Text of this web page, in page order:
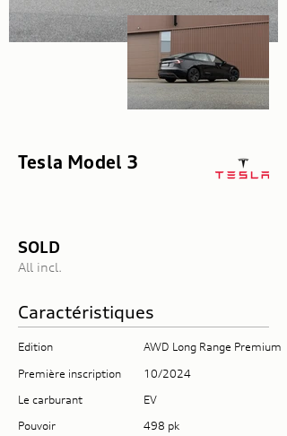
Tesla Model 3
SOLD
All incl.
Caractéristiques
Edition
AWD Long Range Premium
Première inscription
10/2024
Le carburant
EV
Pouvoir
498 pk